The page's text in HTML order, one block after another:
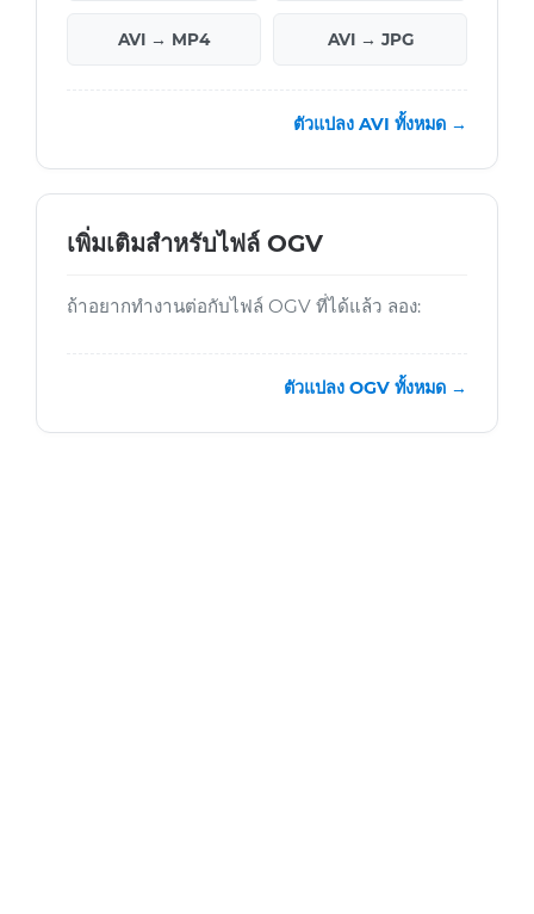
AVI → MP4 AVI → JPG
ตัวแปลง AVI ทั้งหมด →
เพิ่มเติมสำหรับไฟล์ OGV
ถ้าอยากทำงานต่อกับไฟล์ OGV ที่ได้แล้ว ลอง:
ตัวแปลง OGV ทั้งหมด →